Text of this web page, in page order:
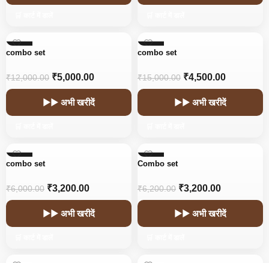
-58%
combo set
₹12,000.00 ₹5,000.00
▶▶ अभी खरीदें
-70%
combo set
₹15,000.00 ₹4,500.00
▶▶ अभी खरीदें
-47%
combo set
₹6,000.00 ₹3,200.00
▶▶ अभी खरीदें
-48%
Combo set
₹6,200.00 ₹3,200.00
▶▶ अभी खरीदें